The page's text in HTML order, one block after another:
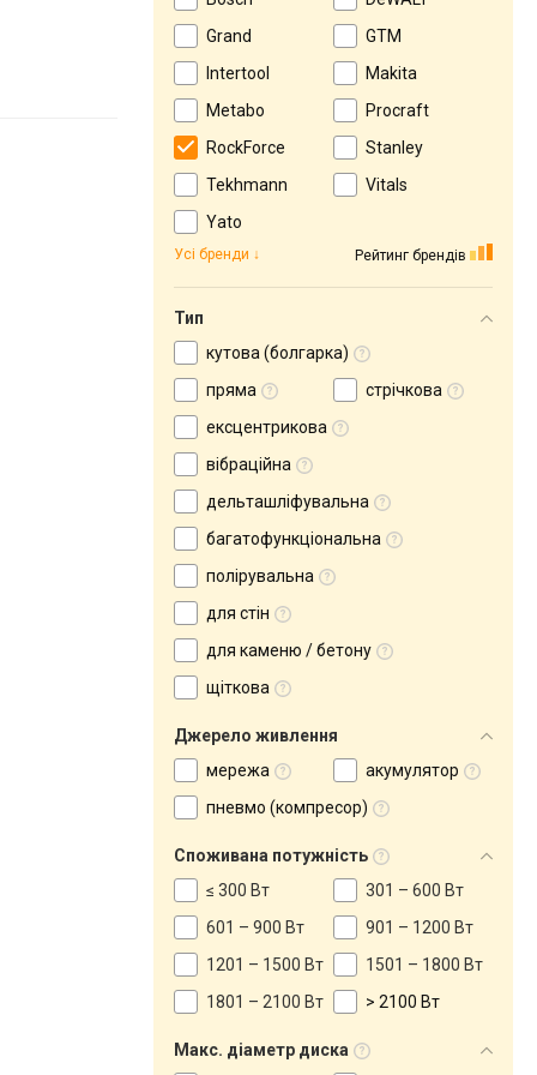
Grand
GTM
Intertool
Makita
Metabo
Procraft
RockForce
Stanley
Tekhmann
Vitals
Yato
Рейтинг брендів
Усі бренди
Тип
кутова (болгарка)
пряма
стрічкова
ексцентрикова
вібраційна
дельташліфувальна
багатофункціональна
полірувальна
для стін
для каменю / бетону
щіткова
Джерело живлення
мережа
акумулятор
пневмо (компресор)
Споживана потужність
≤ 300 Вт
301 – 600 Вт
601 – 900 Вт
901 – 1200 Вт
1201 – 1500 Вт
1501 – 1800 Вт
1801 – 2100 Вт
> 2100 Вт
Макс. діаметр диска